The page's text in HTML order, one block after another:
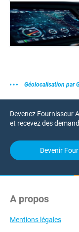
Géolocalisation par
Devenez Fournisseur
et recevez des
Devenir
A propos
Mentions légales